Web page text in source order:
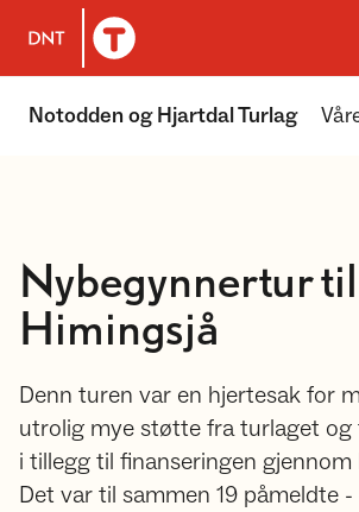
Til DNT.no forside
Notodden og Hjartdal Turlag
Nybegynnertur til
Himingsjå
Denn turen var en hjertesak for
utrolig mye støtte fra turlaget og
i tillegg til finanseringen gjennom
Det var til sammen 19 påmeldte